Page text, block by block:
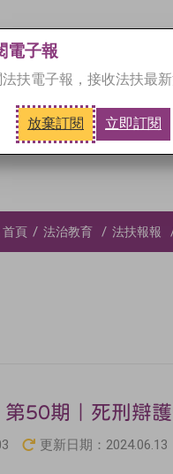
電子報
扶電子報，接收法扶最新
放棄訂閱 立即訂閱
首頁 法治教育 法扶報報
第50期｜死刑辯
更新日期： 2024.06.13